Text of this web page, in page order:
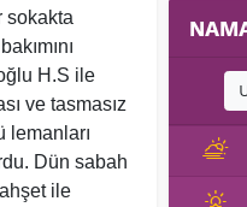
sokakta
H.S ile
ve tasmasız
lemanları
Dün sabah
ile